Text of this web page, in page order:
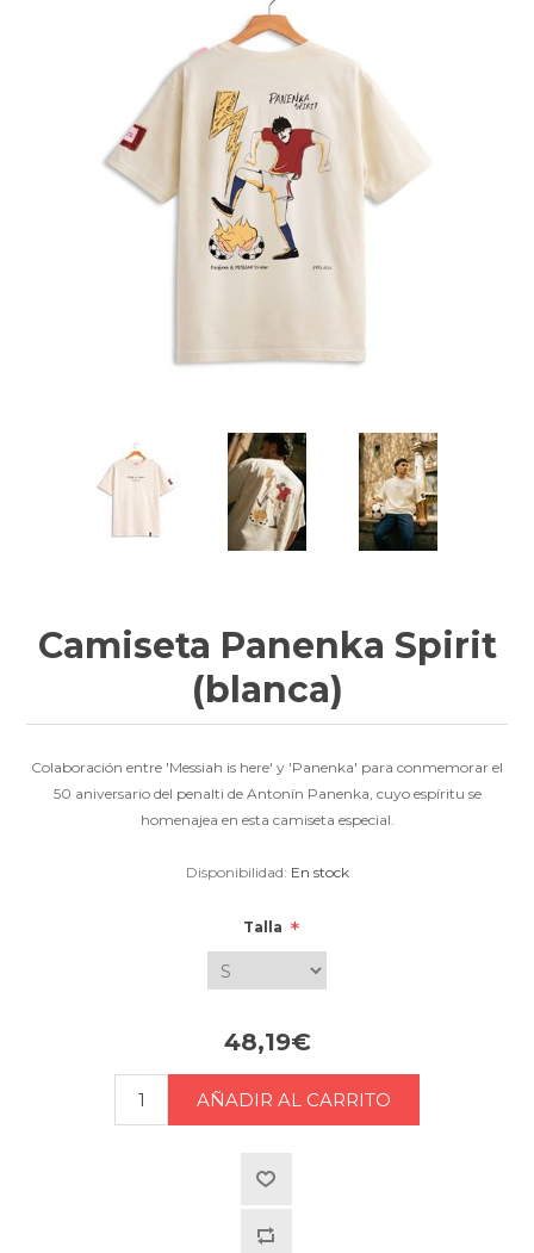
Camiseta Panenka Spirit
(blanca)
Colaboración entre 'Messiah is here' y 'Panenka' para conmemorar el
50 aniversario del penalti de Antonín Panenka, cuyo espíritu se
homenajea en esta camiseta especial.
Disponibilidad: En stock
Talla *
48,19€